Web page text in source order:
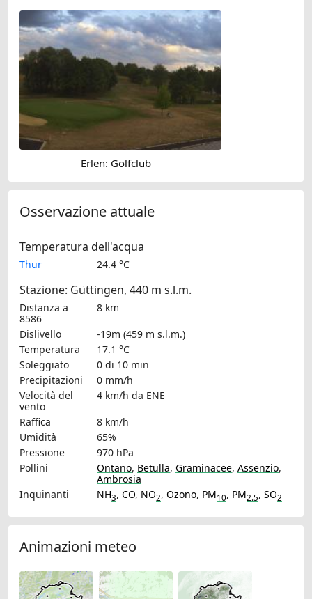
Erlen: Golfclub
Osservazione attuale
Temperatura dell'acqua
Thur 24.4 °C
Stazione: Güttingen, 440 m s.l.m.
Distanza a
8586
8 km
Dislivello
-19m (459 m s.l.m.)
Temperatura
17.1 °C
Soleggiato
0 di 10 min
Precipitazioni
0 mm/h
Velocità del
vento
4 km/h da ENE
Raffica
8 km/h
Umidità
65%
Pressione
970 hPa
Pollini
Ontano, Betulla, Graminacee, Assenzio,
Ambrosia
Inquinanti
NH3, CO, NO2, Ozono, PM10, PM2.5, SO2
Animazioni meteo